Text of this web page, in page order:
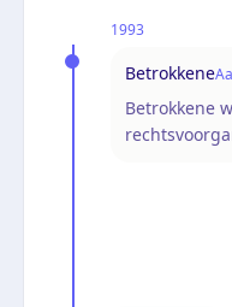
1993
Betrokkene
Betrokkene